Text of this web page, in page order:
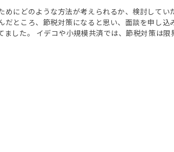
めにどのような方法が考えられるか、検討して
だところ、節税対策になると思い、面談を申し
ました。 イデコや小規模共済では、節税対策は